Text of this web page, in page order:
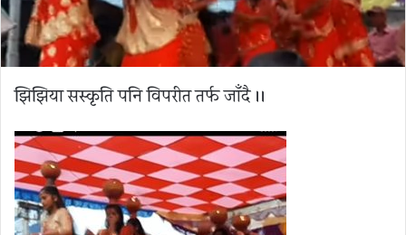
झिझिया सस्कृति पनि विपरीत तर्फ जाँदै ।।